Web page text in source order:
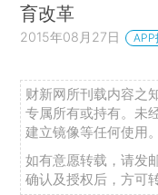
育改革
2015年08月27日 APP
财新网所刊载内容之
专属所有或持有。未
建立镜像等任何使用。
如有意愿转载，请发
确认及授权后，方可转